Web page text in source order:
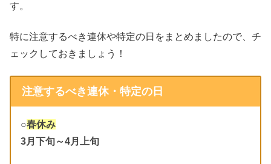
す。
特に注意するべき連休や特定の日をまとめましたので、チ
ェックしておきましょう！
注意するべき連休・特定の日
○春休み
3月下旬～4月上旬